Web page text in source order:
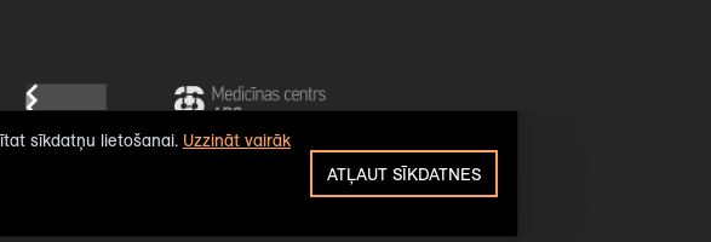
sīkdatņu lietošanai. Uzzināt vairāk
ATĻAUT SĪKDATNES